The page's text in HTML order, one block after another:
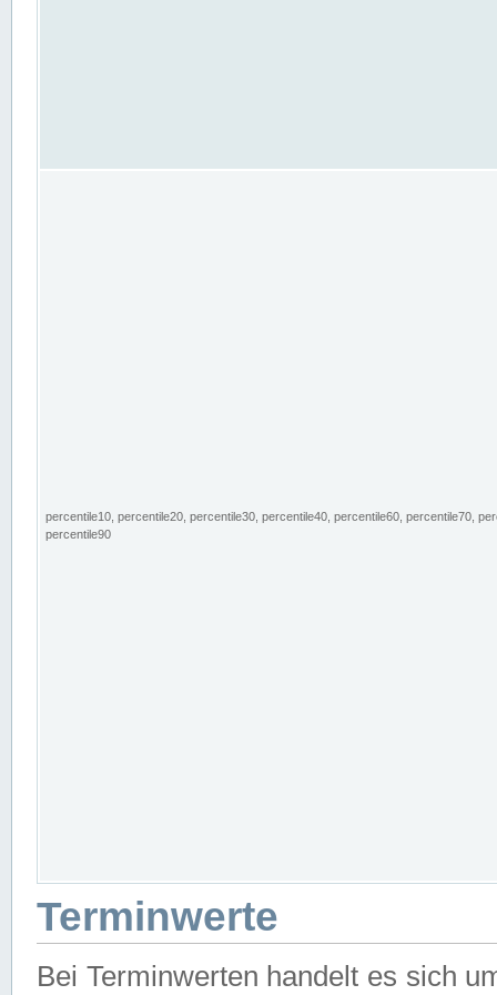
percentile10, percentile20, percentile30, percentile40, percentile60, percentile70,
percentile90
Terminwerte
Bei Terminwerten handelt es sich